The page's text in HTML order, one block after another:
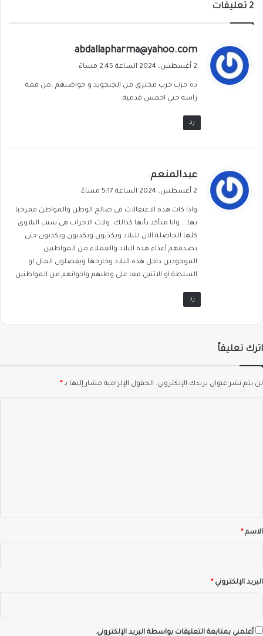
‫2 تعليقات
ي
ق
ل
abdallapharma@yahoo.com
:
2 أغسطس، 2024 الساعة 2:45 مساءً
ده حزب خرب مخترق من الجنجويد و حواضنهم ،من قمة
راسه حتي اخمس قدميه.
رد
ي
ق
ل
عبدالمنعم:
2 أغسطس، 2024 الساعة 5:17 مساءً
واذا كات هذه الاعتقالات فى صالح الوطن والمواطن فمرحبا
بها…..وانا متأكد بأنها كذالك…ولات الاحزاب هى سبب البلاوى
كلها الحاصلة الان للبلاد ويكذبون ويكذبون ويكذبون حتى
يصدقهم أعداء هذه البلاد والعملاء من المواطنين
الموجودين داخل هذه البلاد وخارجها ويفضلون المال او
السلطة او الاثنين معا على وطنهم واخوانهم من المواطنين
رد
اترك تعليقاً
لن يتم نشر عنوان بريدك الإلكتروني. الحقول الإلزامية مشار إليها بـ *
*الاسم *
البريد الإلكتروني *
أعلمني بمتابعة التعليقات بواسطة البريد الإلكتروني.